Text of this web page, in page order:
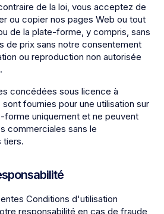
de la loi, vous acceptez de
ou copier nos pages Web ou tout
de la plate-forme, y compris, sans
de prix sans notre consentement
ou reproduction non autorisée
concédées sous licence à
fournies pour une utilisation sur
forme uniquement et ne peuvent
commerciales sans le
tiers.
Conditions d'utilisation
responsabilité en cas de fraude,